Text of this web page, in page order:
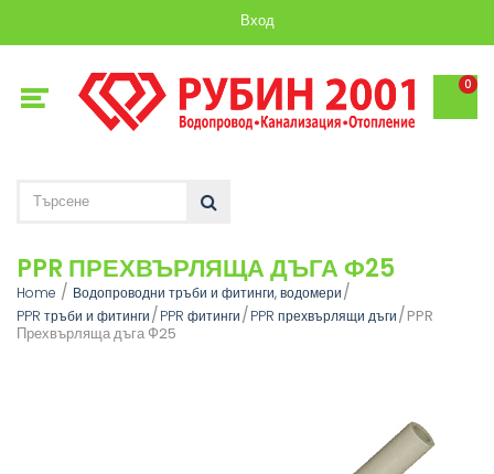
Вход
0
PPR ПРЕХВЪРЛЯЩА ДЪГА Ф25
Home
Водопроводни тръби и фитинги, водомери
PPR тръби и фитинги
PPR фитинги PPR прехвърлящи дъги
PPR
Прехвърляща дъга Ф25